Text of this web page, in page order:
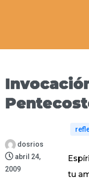
dosrios
abril 24,
2009
tu